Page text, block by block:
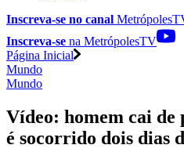
Inscreva-se no canal
Inscreva-se na MetrópolesTV
Página Inicial
Mundo
Mundo
Vídeo: homem cai de
é socorrido dois dias